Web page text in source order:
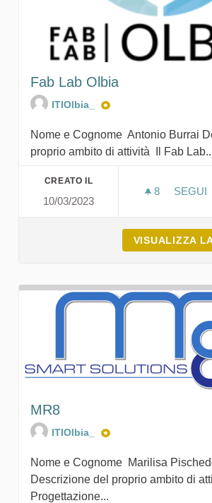
Fab Lab Olbia
ITIOlbia_
Nome e Cognome Antonio Burrai
proprio ambito di attività Il Fab
CREATO IL
10/03/2023
8 8
SEGUI
VISUALIZZA
MR8
ITIOlbia_
Nome e Cognome Marilisa
Descrizione del proprio ambito di
Progettazione...